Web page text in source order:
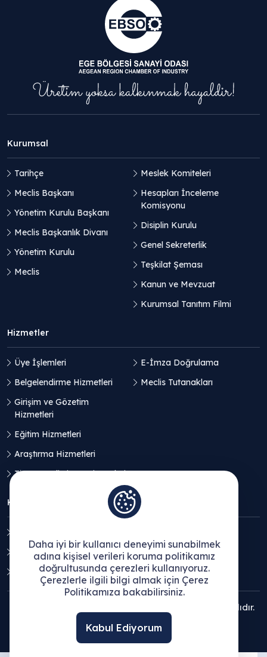
Kurumsal
Tarihçe
Meclis Başkanı
Yönetim Kurulu Başkanı
Meclis Başkanlık Divanı
Yönetim Kurulu
Meclis
Meslek Komiteleri
Hesapları İnceleme
Komisyonu
Disiplin Kurulu
Genel Sekreterlik
Teşkilat Şeması
Kanun ve Mevzuat
Kurumsal Tanıtım Filmi
Hizmetler
Üye İşlemleri
Belgelendirme Hizmetleri
Girişim ve Gözetim
Hizmetleri
Eğitim Hizmetleri
Araştırma Hizmetleri
Ticaret Geliştirme Hizmetleri
E-İmza Doğrulama
Meclis Tutanakları
KVKK
Açık Rıza Beyanı
Çerez Politikası
© 2025 Ege Bölgesi Sanayi Odası - Tüm hakları saklıdır.
Daha iyi bir kullanıcı deneyimi sunabilmek
adına kişisel verileri koruma politikamız
doğrultusunda çerezleri kullanıyoruz.
Çerezlerle ilgili bilgi almak için Çerez
Politikamıza bakabilirsiniz.
Kabul Ediyorum